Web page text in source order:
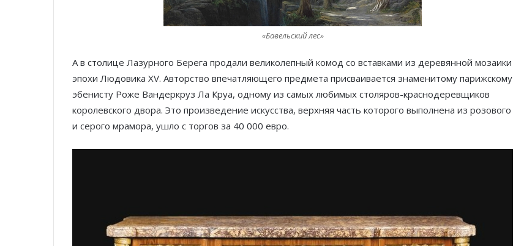
«Бавельский лес»
А в столице Лазурного Берега продали великолепный комод со вставками из деревянной мозаики
эпохи Людовика XV. Авторство впечатляющего предмета присваивается знаменитому парижскому
эбенисту Роже Вандеркруз Ла Круа, одному из самых любимых столяров-краснодеревщиков
королевского двора. Это произведение искусства, верхняя часть которого выполнена из розового
и серого мрамора, ушло с торгов за 40 000 евро.